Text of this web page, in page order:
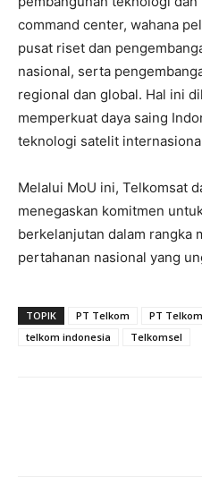
command center, wahana
pusat riset dan
nasional, serta
regional dan global. Hal ini
memperkuat daya saing
teknologi satelit
Melalui MoU ini, Telkomsat
menegaskan komitmen
berkelanjutan dalam rangka
pertahanan nasional yang
TOPIK PT Telkom PT
telkom indonesia
Telkomsel